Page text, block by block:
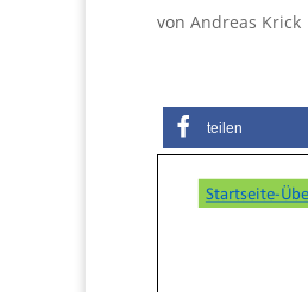
von Andreas Krick
teilen